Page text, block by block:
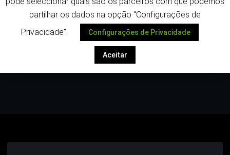
Etiqueta:Restauração
partilhar os dados na opção "Configurações de
Privacidade".
Configurações de Privacidade
Aceitar